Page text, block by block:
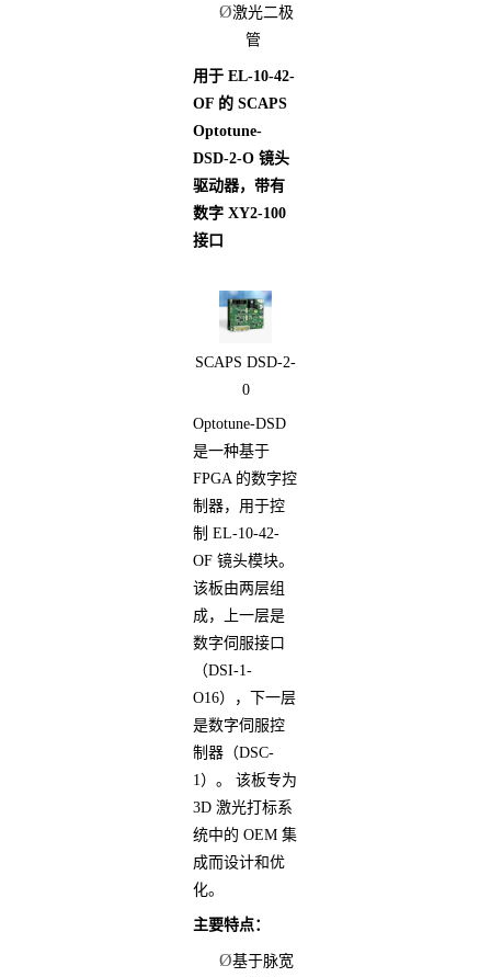
Ø激光二极
管
用于 EL-10-42-
OF 的 SCAPS
Optotune-
DSD-2-O 镜头
驱动器，带有
数字 XY2-100
接口
SCAPS DSD-2-
0
Optotune-DSD
是一种基于
FPGA 的数字控
制器，用于控
制 EL-10-42-
OF 镜头模块。
该板由两层组
成，上一层是
数字伺服接口
（DSI-1-
O16），下一层
是数字伺服控
制器（DSC-
1）。 该板专为
3D 激光打标系
统中的 OEM 集
成而设计和优
化。
主要特点：
Ø基于脉宽